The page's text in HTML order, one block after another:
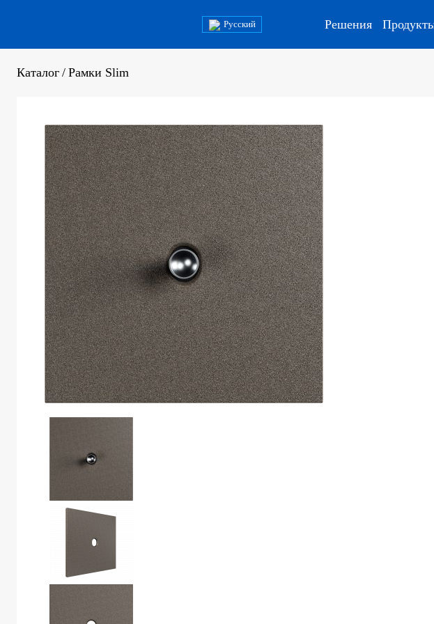
Русский Решения
Каталог / Рамки Slim